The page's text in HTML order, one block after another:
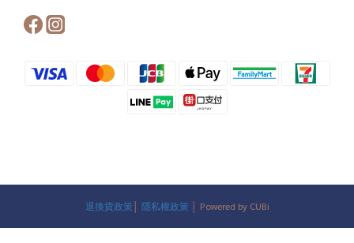
退換貨政策 隱私權政策 │ Powered by CUBi